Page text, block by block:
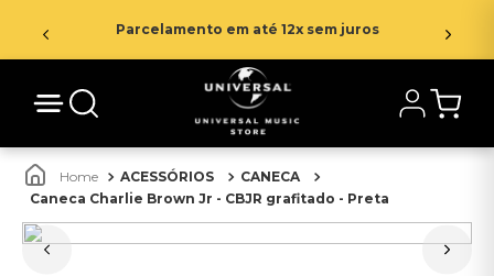
Parcelamento em até 12x sem juros
ACESSÓRIOS
CANECA
Caneca Charlie Brown Jr - CBJR grafitado - Preta